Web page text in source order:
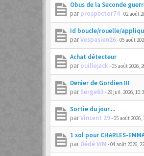
Obus de la Seconde
parprospector74-02 août
Id boucle/rouelle/
parVespasien26-05 août
Achat détecteur
parouillejack-05 août 2026,
Denier de Gordien III
parSerge63 -29 juil. 2026,
Sortie du jour....
parVincent 29-05 août 2026,
1 sol pour CHARLES-
parDédé VIM -04 août 2026,